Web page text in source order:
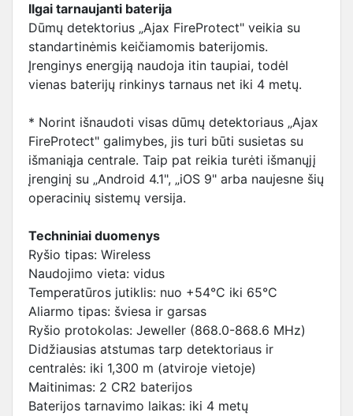
Ilgai tarnaujanti baterija
Dūmų detektorius „Ajax FireProtect" veikia su
standartinėmis keičiamomis baterijomis.
Įrenginys energiją naudoja itin taupiai, todėl
vienas baterijų rinkinys tarnaus net iki 4 metų.
* Norint išnaudoti visas dūmų detektoriaus „Ajax
FireProtect" galimybes, jis turi būti susietas su
išmaniąja centrale. Taip pat reikia turėti išmanųjį
įrenginį su „Android 4.1", „iOS 9" arba naujesne šių
operacinių sistemų versija.
Techniniai duomenys
Ryšio tipas: Wireless
Naudojimo vieta: vidus
Temperatūros jutiklis: nuo +54°C iki 65°C
Aliarmo tipas: šviesa ir garsas
Ryšio protokolas: Jeweller (868.0-868.6 MHz)
Didžiausias atstumas tarp detektoriaus ir
centralės: iki 1,300 m (atviroje vietoje)
Maitinimas: 2 CR2 baterijos
Baterijos tarnavimo laikas: iki 4 metų